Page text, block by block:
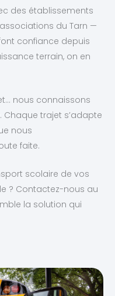
des établissements
du Tarn —
confiance depuis
terrain, on en
nous connaissons
trajet s’adapte
nous
faite.
scolaire de vos
? Contactez-nous au
la solution qui